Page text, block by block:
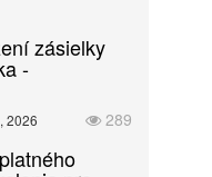
zásielky
-
289
2026